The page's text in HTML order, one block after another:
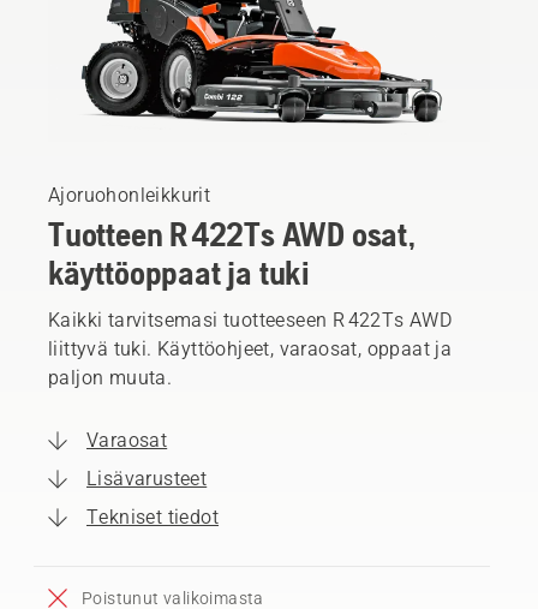
Ajoruohonleikkurit
Tuotteen R 422Ts AWD osat,
käyttöoppaat ja tuki
Kaikki tarvitsemasi tuotteeseen R 422Ts AWD
liittyvä tuki. Käyttöohjeet, varaosat, oppaat ja
paljon muuta.
Varaosat
Lisävarusteet
Tekniset tiedot
Poistunut valikoimasta